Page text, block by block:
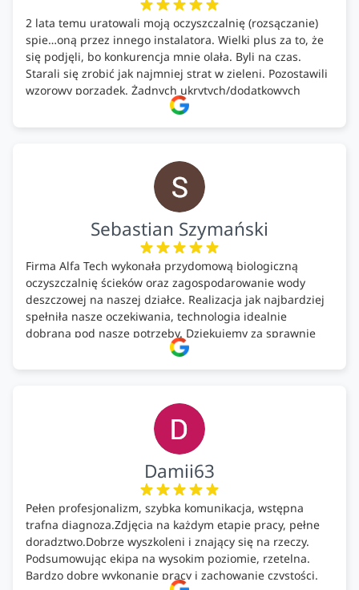
2 lata temu uratowali moją oczyszczalnię (rozsączanie)
spie…oną przez innego instalatora. Wielki plus za to, że
się podjęli, bo konkurencja mnie olała. Byli na czas.
Starali się zrobić jak najmniej strat w zieleni. Pozostawili
wzorowy porządek. Żadnych ukrytych/dodatkowych
kosztów. Zaskoczenie. Kontakt bardzo OK. Obsługa
pomontażowa również OK. A ich środki do oczyszczalni –
Sebastian Szymański
Firma Alfa Tech wykonała przydomową biologiczną
oczyszczalnię ścieków oraz zagospodarowanie wody
deszczowej na naszej działce. Realizacja jak najbardziej
spełniła nasze oczekiwania, technologia idealnie
dobrana pod nasze potrzeby. Dziękujemy za sprawnie
wykonany montaż w świetnej atmosferze! Polecam!
Damii63
Pełen profesjonalizm, szybka komunikacja, wstępna
trafna diagnoza.Zdjęcia na każdym etapie pracy, pełne
doradztwo.Dobrze wyszkoleni i znający się na rzeczy.
Podsumowując ekipa na wysokim poziomie, rzetelna.
Bardzo dobre wykonanie pracy i zachowanie czystości.